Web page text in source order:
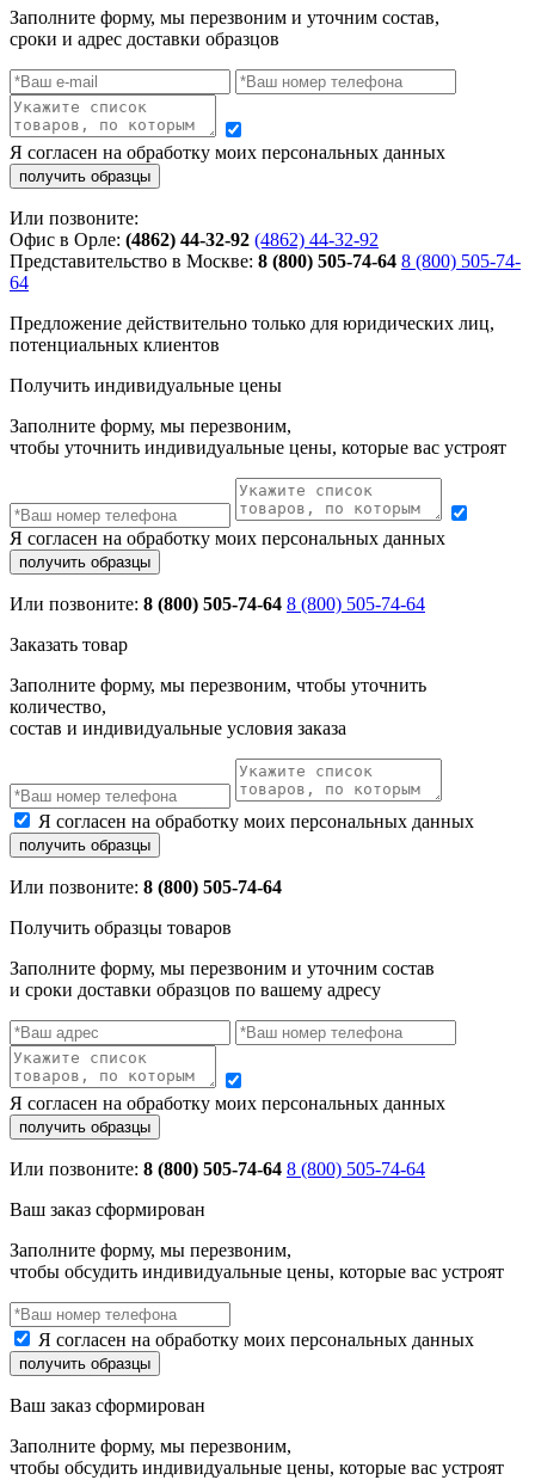
Заполните форму, мы перезвоним и уточним состав,
сроки и адрес доставки образцов
Я согласен на обработку моих персональных данных
Или позвоните:
Офис в Орле: (4862) 44-32-92 (4862) 44-32-92
Представительство в Москве: 8 (800) 505-74-64 8 (800) 505-74-
64
Предложение действительно только для юридических лиц,
потенциальных клиентов
Получить индивидуальные цены
Заполните форму, мы перезвоним,
чтобы уточнить индивидуальные цены, которые вас устроят
Я согласен на обработку моих персональных данных
Или позвоните: 8 (800) 505-74-64 8 (800) 505-74-64
Заказать товар
Заполните форму, мы перезвоним, чтобы уточнить
количество,
состав и индивидуальные условия заказа
Я согласен на обработку моих персональных данных
Или позвоните: 8 (800) 505-74-64
Получить образцы товаров
Заполните форму, мы перезвоним и уточним состав
и сроки доставки образцов по вашему адресу
Я согласен на обработку моих персональных данных
Или позвоните: 8 (800) 505-74-64 8 (800) 505-74-64
Ваш заказ сформирован
Заполните форму, мы перезвоним,
чтобы обсудить индивидуальные цены, которые вас устроят
Я согласен на обработку моих персональных данных
Ваш заказ сформирован
Заполните форму, мы перезвоним,
чтобы обсудить индивидуальные цены, которые вас устроят